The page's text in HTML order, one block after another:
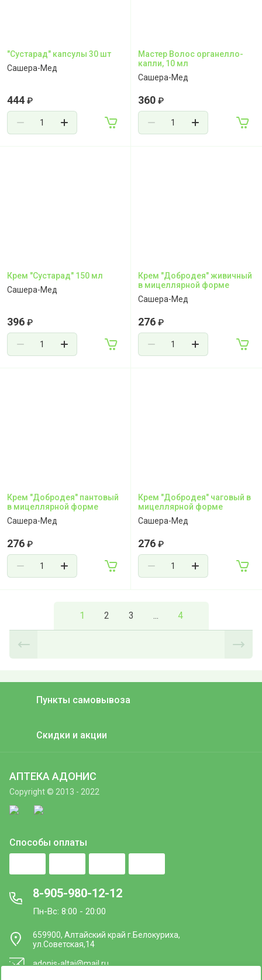
"Сустарад" капсулы 30 шт
Сашера-Мед
444 ₽
Мастер Волос органелло-
капли, 10 мл
Сашера-Мед
360 ₽
Крем "Сустарад" 150 мл
Сашера-Мед
396 ₽
Крем "Добродея" живичный
в мицеллярной форме
Сашера-Мед
276 ₽
Крем "Добродея" пантовый
в мицеллярной форме
Сашера-Мед
276 ₽
Крем "Добродея" чаговый в
мицеллярной форме
Сашера-Мед
276 ₽
1 2 3 ... 4
Пункты самовывоза
Скидки и акции
АПТЕКА АДОНИС
Copyright © 2013 - 2022
Способы оплаты
8-905-980-12-12
Пн-Вс: 8:00 - 20:00
659900, Алтайский край г.Белокуриха,
ул.Советская,14
adonis-altai@mail.ru